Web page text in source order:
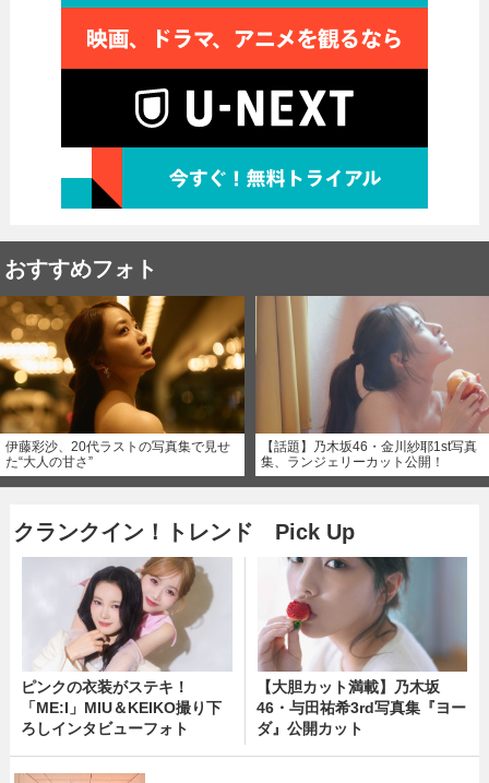
おすすめフォト
伊藤彩沙、20代ラストの写真集で見せ
た“大人の甘さ”
【話題】乃木坂46・金川紗耶1st写真
集、ランジェリーカット公開！
クランクイン！トレンド Pick Up
ピンクの衣装がステキ！
「ME:I」MIU＆KEIKO撮り下
ろしインタビューフォト
【大胆カット満載】乃木坂
46・与田祐希3rd写真集『ヨー
ダ』公開カット